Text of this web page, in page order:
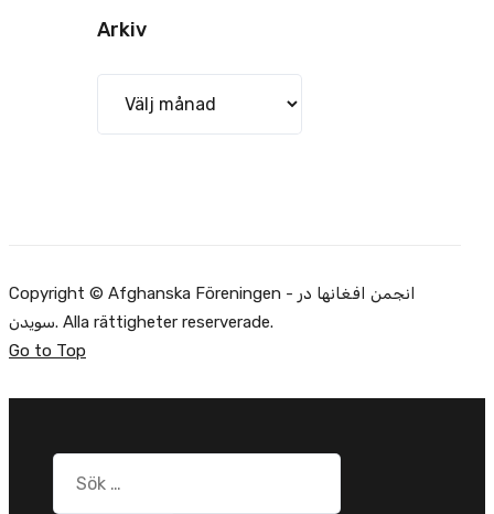
Arkiv
Copyright © Afghanska Föreningen - انجمن افغانها در
سویدن. Alla rättigheter reserverade.
Go to Top
Sök
efter: